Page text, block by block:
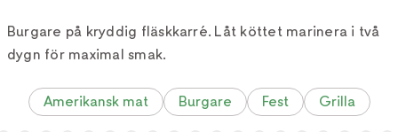
Burgare på kryddig fläskkarré. Låt köttet marinera i två
dygn för maximal smak.
Amerikansk mat Burgare Fest Grilla